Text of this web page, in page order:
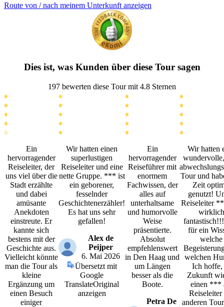
Route von / nach meinem Unterkunft anzeigen
Dies ist, was Kunden über diese Tour sagen
197 bewerten diese Tour mit 4.8 Sternen
Ein
hervorragender
Reiseleiter, der
uns viel über die
Stadt erzählte
und dabei
amüsante
Anekdoten
einstreute. Er
kannte sich
bestens mit der
Geschichte aus.
Vielleicht könnte
man die Tour als
kleine
Ergänzung um
einen Besuch
einiger
Wir hatten einen
superlustigen
Reiseleiter und eine
nette Gruppe. *** ist
ein geborener,
fesselnder
Geschichtenerzähler!
Es hat uns sehr
gefallen!
Alex de
Peijper
6. Mai 2026
Übersetzt mit
Google
TranslateOriginal
anzeigen
Ein
hervorragender
Reiseführer mit
enormem
Fachwissen, der
alles auf
unterhaltsame
und humorvolle
Weise
präsentierte.
Absolut
empfehlenswert
in Den Haag und
um Längen
besser als die
Boote.
Petra De
Wir hatten
Tour und
Zeit
genutzt!
Reiseleiter
wirklich
für ein
welche
welchen
Ich
Zukunft
einen ***
Reiseleiter
anderen